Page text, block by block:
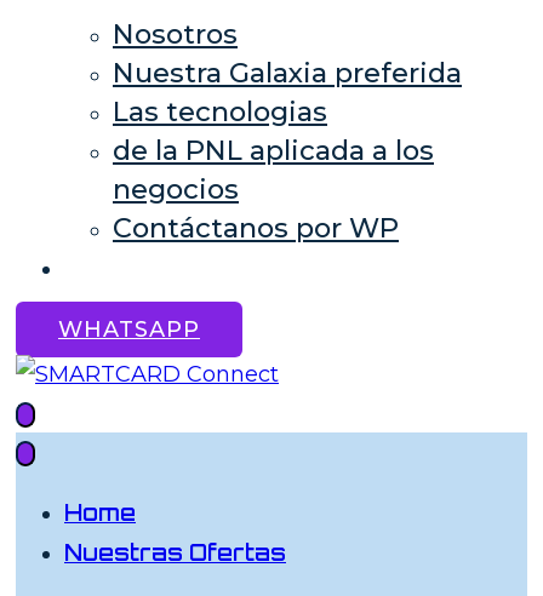
Nosotros
Nuestra Galaxia preferida
Las tecnologias
de la PNL aplicada a los
negocios
Contáctanos por WP
WHATSAPP
SMARTCARD Connect
Su tarjeta de presentación Full digital y
Exclusiva
Home
Nuestras Ofertas